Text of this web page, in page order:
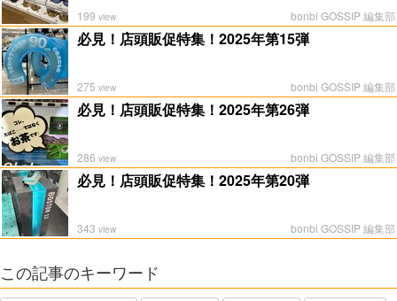
bonbi GOSSIP 編集部
199 view
必見！店頭販促特集！2025年第15弾
bonbi GOSSIP 編集部
275 view
必見！店頭販促特集！2025年第26弾
bonbi GOSSIP 編集部
286 view
必見！店頭販促特集！2025年第20弾
bonbi GOSSIP 編集部
343 view
この記事のキーワード